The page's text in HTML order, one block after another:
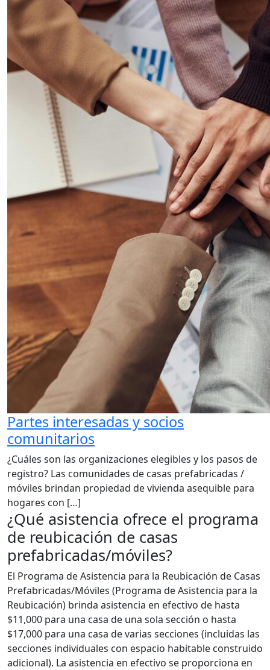
Partes interesadas y socios
comunitarios
¿Cuáles son las organizaciones elegibles y los pasos de
registro? Las comunidades de casas prefabricadas /
móviles brindan propiedad de vivienda asequible para
hogares con […]
¿Qué asistencia ofrece el programa
de reubicación de casas
prefabricadas/móviles?
El Programa de Asistencia para la Reubicación de Casas
Prefabricadas/Móviles (Programa de Asistencia para la
Reubicación) brinda asistencia en efectivo de hasta
$11,000 para una casa de una sola sección o hasta
$17,000 para una casa de varias secciones (incluidas las
secciones individuales con espacio habitable construido
adicional). La asistencia en efectivo se proporciona en